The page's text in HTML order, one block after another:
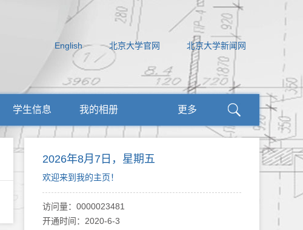
English 北京大学官网 北京大学新闻网
学生信息 我的相册 更多
2026年8月7日，星期五
欢迎来到我的主页！
访问量： 0000023481
开通时间： 2020-6-3